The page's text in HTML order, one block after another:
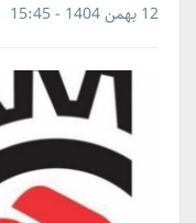
12 بهمن 1404 - 15:45